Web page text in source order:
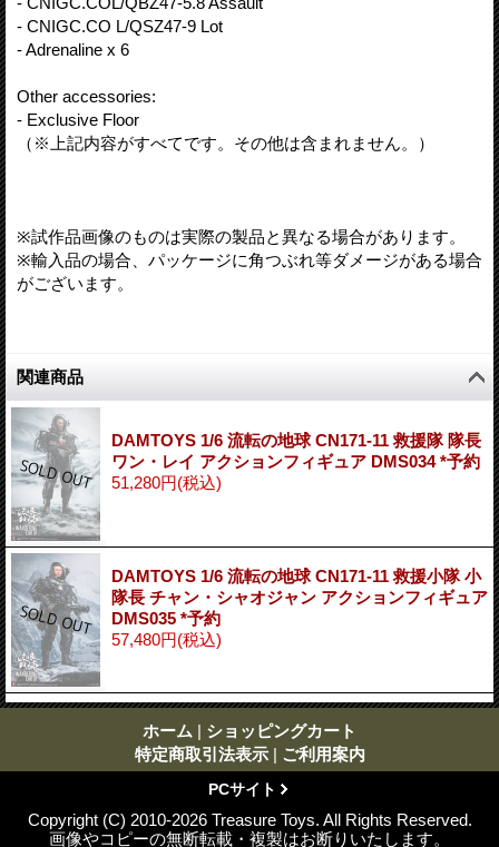
- CNIGC.CO L/QSZ47-9 Lot
- Adrenaline x 6
Other accessories:
- Exclusive Floor
（※上記内容がすべてです。その他は含まれません。）
※試作品画像のものは実際の製品と異なる場合があります。
※輸入品の場合、パッケージに角つぶれ等ダメージがある場合
がございます。
関連商品
DAMTOYS 1/6 流転の地球 CN171-11 救援隊 隊長
ワン・レイ アクションフィギュア DMS034 *予約
51,280円(税込)
DAMTOYS 1/6 流転の地球 CN171-11 救援小隊 小
隊長 チャン・シャオジャン アクションフィギュア
DMS035 *予約
57,480円(税込)
ホーム | ショッピングカート
特定商取引法表示 | ご利用案内
PCサイト
Copyright (C) 2010-2026 Treasure Toys. All Rights Reserved.
画像やコピーの無断転載・複製はお断りいたします。